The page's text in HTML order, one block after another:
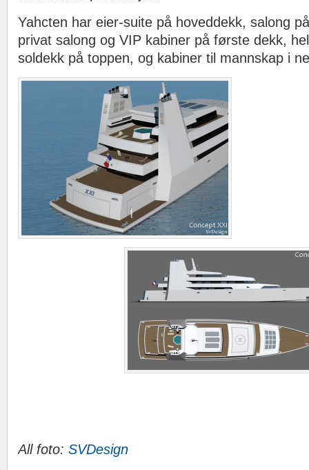
Yahcten har eier-suite på hoveddekk, salong
privat salong og VIP kabiner på første dekk,
soldekk på toppen, og kabiner til mannskap i
All foto: SVDesign